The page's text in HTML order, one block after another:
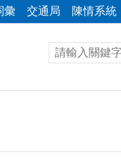
彙 交通局 陳情系統